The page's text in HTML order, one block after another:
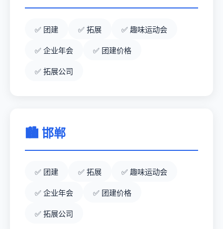
团建 拓展 趣味运动会
企业年会 团建价格
拓展公司
🏙️ 邯郸
团建 拓展 趣味运动会
企业年会 团建价格
拓展公司